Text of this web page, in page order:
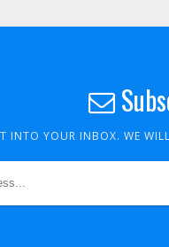
INTO YOUR INBOX. WE